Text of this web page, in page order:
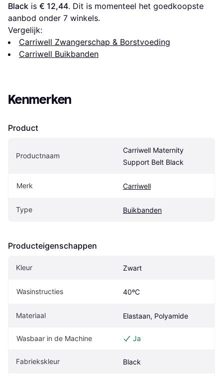
Black is € 12,44. Dit is momenteel het goedkoopste
aanbod onder 7 winkels.
Vergelijk:
Carriwell Zwangerschap & Borstvoeding
Carriwell Buikbanden
Kenmerken
Product
Productnaam
Carriwell Maternity
Support Belt Black
Merk Carriwell
Type Buikbanden
Producteigenschappen
Kleur Zwart
Wasinstructies 40ºC
Materiaal Elastaan, Polyamide
Wasbaar in de Machine Ja
Fabriekskleur Black